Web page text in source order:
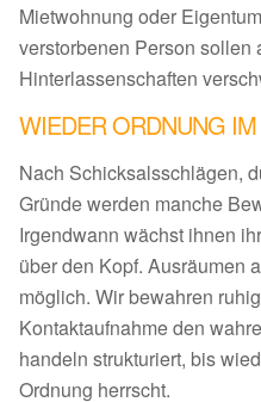
Mietwohnung oder
verstorbenen Person sollen
Hinterlassenschaften
WIEDER ORDNUNG
Nach Schicksalsschlägen,
Gründe werden manche
Irgendwann wächst ihnen
über den Kopf. Ausräumen
möglich. Wir bewahren
Kontaktaufnahme den
handeln strukturiert, bis
Ordnung herrscht.